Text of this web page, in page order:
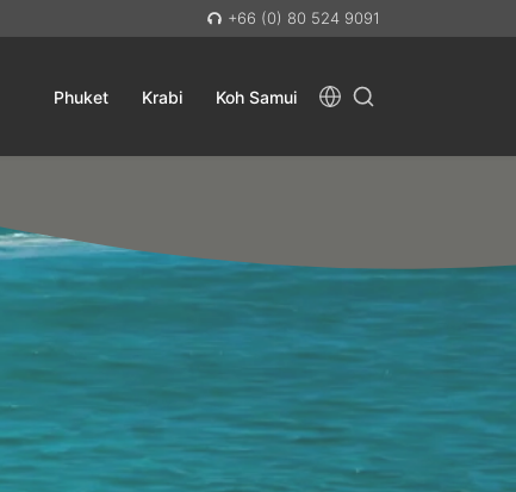
+66 (0) 80 524 9091
Phuket Krabi Koh Samui